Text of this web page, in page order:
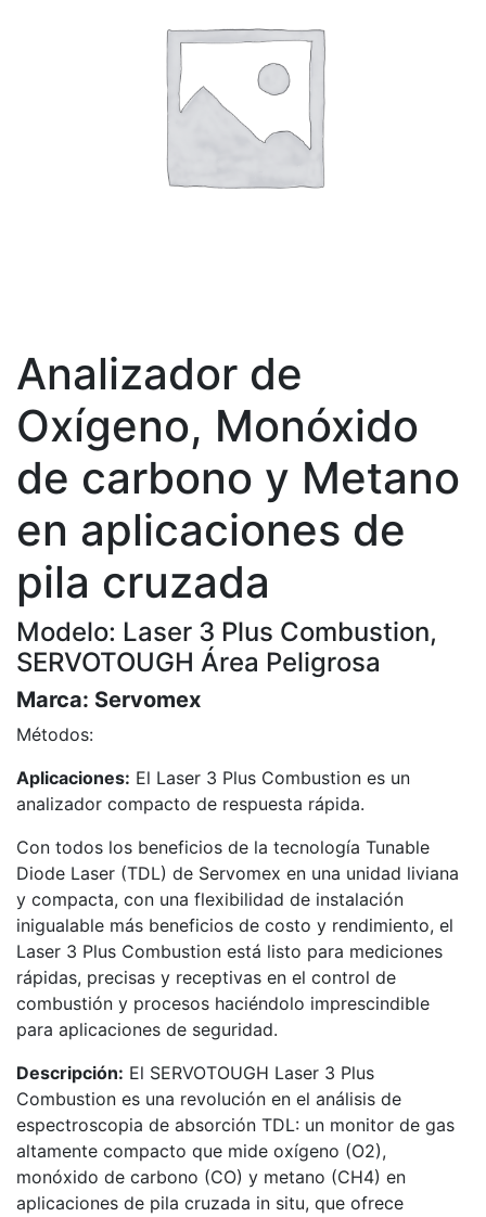
Analizador de
Oxígeno, Monóxido
de carbono y Metano
en aplicaciones de
pila cruzada
Modelo: Laser 3 Plus Combustion,
SERVOTOUGH Área Peligrosa
Marca: Servomex
Métodos:
Aplicaciones: El Laser 3 Plus Combustion es un
analizador compacto de respuesta rápida.
Con todos los beneficios de la tecnología Tunable
Diode Laser (TDL) de Servomex en una unidad liviana
y compacta, con una flexibilidad de instalación
inigualable más beneficios de costo y rendimiento, el
Laser 3 Plus Combustion está listo para mediciones
rápidas, precisas y receptivas en el control de
combustión y procesos haciéndolo imprescindible
para aplicaciones de seguridad.
Descripción: El SERVOTOUGH Laser 3 Plus
Combustion es una revolución en el análisis de
espectroscopia de absorción TDL: un monitor de gas
altamente compacto que mide oxígeno (O2),
monóxido de carbono (CO) y metano (CH4) en
aplicaciones de pila cruzada in situ, que ofrece